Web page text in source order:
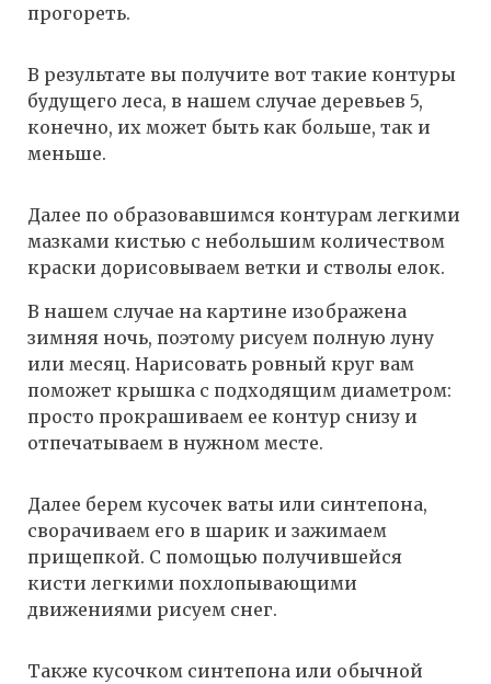
прогореть.
В результате вы получите вот такие контуры
будущего леса, в нашем случае деревьев 5,
конечно, их может быть как больше, так и
меньше.
Далее по образовавшимся контурам легкими
мазками кистью с небольшим количеством
краски дорисовываем ветки и стволы елок.
В нашем случае на картине изображена
зимняя ночь, поэтому рисуем полную луну
или месяц. Нарисовать ровный круг вам
поможет крышка с подходящим диаметром:
просто прокрашиваем ее контур снизу и
отпечатываем в нужном месте.
Далее берем кусочек ваты или синтепона,
сворачиваем его в шарик и зажимаем
прищепкой. С помощью получившейся
кисти легкими похлопывающими
движениями рисуем снег.
Также кусочком синтепона или обычной